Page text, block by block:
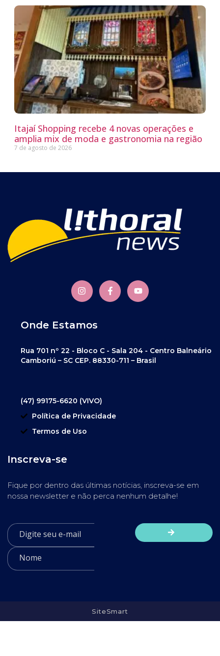
Itajaí Shopping recebe 4 novas operações e
amplia mix de moda e gastronomia na região
7 de agosto de 2026
Onde Estamos
Rua 701 nº 22 - Bloco C - Sala 204 - Centro Balneário
Camboriú – SC CEP. 88330-711 – Brasil
(47) 99175-6620 (VIVO)
Política de Privacidade
Termos de Uso
Inscreva-se
Fique por dentro das últimas notícias, inscreva-se em
nossa newsletter e não perca nenhum detalhe!
SiteSmart